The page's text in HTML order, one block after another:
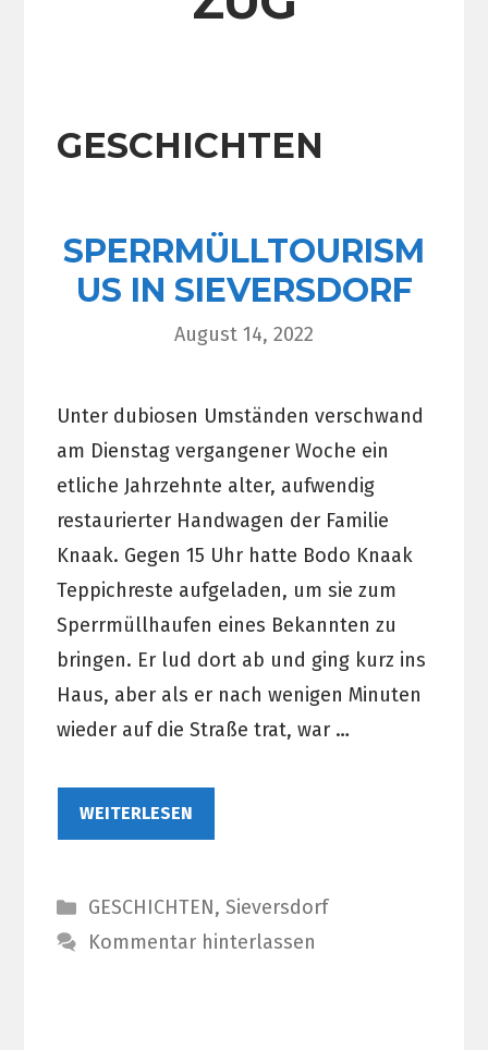
GESCHICHTEN
SPERRMÜLLTOURISM
US IN SIEVERSDORF
August 14, 2022
Unter dubiosen Umständen verschwand
am Dienstag vergangener Woche ein
etliche Jahrzehnte alter, aufwendig
restaurierter Handwagen der Familie
Knaak. Gegen 15 Uhr hatte Bodo Knaak
Teppichreste aufgeladen, um sie zum
Sperrmüllhaufen eines Bekannten zu
bringen. Er lud dort ab und ging kurz ins
Haus, aber als er nach wenigen Minuten
wieder auf die Straße trat, war …
WEITERLESEN
Kategorien
GESCHICHTEN,Sieversdorf
Kommentar hinterlassen